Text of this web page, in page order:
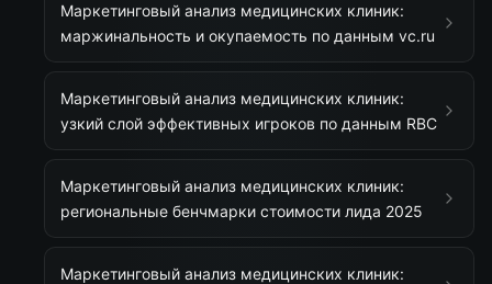
Маркетинговый анализ медицинских клиник:
маржинальность и окупаемость по данным vc.ru
Маркетинговый анализ медицинских клиник:
узкий слой эффективных игроков по данным RBC
Маркетинговый анализ медицинских клиник:
региональные бенчмарки стоимости лида 2025
Маркетинговый анализ медицинских клиник: